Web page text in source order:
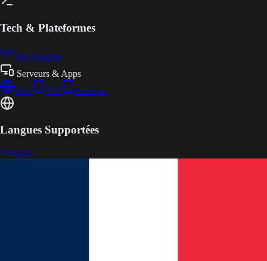
Tech & Plateformes
API Fournie
Serveurs & Apps
Web
iOS Android
Langues Supportées
Français